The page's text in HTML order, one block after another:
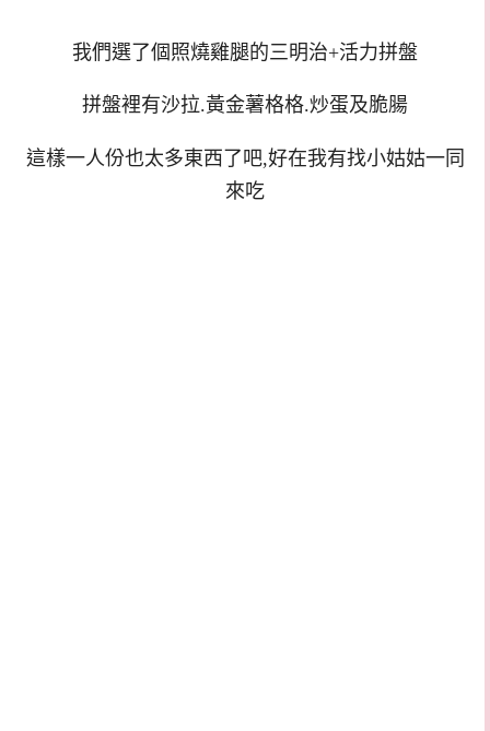
我們選了個照燒雞腿的三明治+活力拼盤
拼盤裡有沙拉.黃金薯格格.炒蛋及脆腸
這樣一人份也太多東西了吧,好在我有找小姑姑一同
來吃